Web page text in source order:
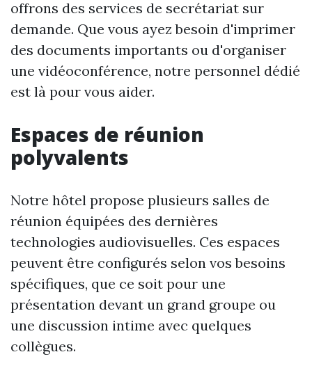
offrons des services de secrétariat sur
demande. Que vous ayez besoin d'imprimer
des documents importants ou d'organiser
une vidéoconférence, notre personnel dédié
est là pour vous aider.
Espaces de réunion
polyvalents
Notre hôtel propose plusieurs salles de
réunion équipées des dernières
technologies audiovisuelles. Ces espaces
peuvent être configurés selon vos besoins
spécifiques, que ce soit pour une
présentation devant un grand groupe ou
une discussion intime avec quelques
collègues.